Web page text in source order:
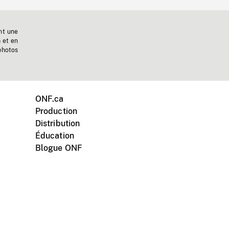
une
et en
ONF.ca
Production
Distribution
Éducation
Blogue ONF